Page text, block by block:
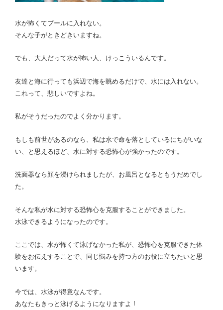
水が怖くてプールに入れない。
そんな子がときどきいますね。
でも、大人だって水が怖い人、けっこういるんです。
友達と海に行っても浜辺で海を眺めるだけで、水には入れない。
これって、悲しいですよね。
私がそうだったのでよく分かります。
もしも前世があるのなら、私は水で命を落としているにちがいな
い、と思えるほど、水に対する恐怖心が強かったのです。
洗面器なら顔を浸けられましたが、お風呂となるともうだめでし
た。
そんな私が水に対する恐怖心を克服することができました。
水泳できるようになったのです。
ここでは、水が怖くて泳げなかった私が、恐怖心を克服できた体
験をお伝えすることで、同じ悩みを持つ方のお役に立ちたいと思
います。
今では、水泳が得意なんです。
あなたもきっと泳げるようになりますよ !